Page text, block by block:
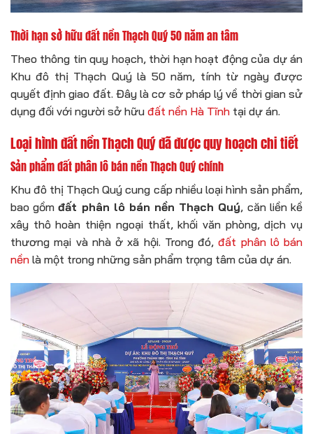
Thời hạn sở hữu đất nền Thạch Quý 50 năm an tâm
Theo thông tin quy hoạch, thời hạn hoạt động của dự án
Khu đô thị Thạch Quý là 50 năm, tính từ ngày được
quyết định giao đất. Đây là cơ sở pháp lý về thời gian sử
dụng đối với người sở hữu đất nền Hà Tĩnh tại dự án.
Loại hình đất nền Thạch Quý đã được quy hoạch chi tiết
Sản phẩm đất phân lô bán nền Thạch Quý chính
Khu đô thị Thạch Quý cung cấp nhiều loại hình sản phẩm,
bao gồmđất phân lô bán nền Thạch Quý, căn liền kề
xây thô hoàn thiện ngoại thất, khối văn phòng, dịch vụ
thương mại và nhà ở xã hội. Trong đó,đất phân lô bán
nền là một trong những sản phẩm trọng tâm của dự án.